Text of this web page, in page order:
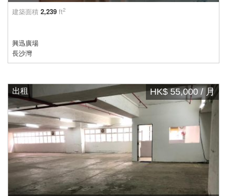
建築面積 2,239 ft2
興迅廣場
長沙灣
出租 HK$ 55,000 / 月